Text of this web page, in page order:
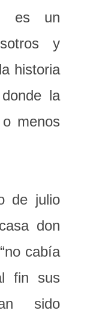
es un
y
historia
la
menos
de julio
don
cabía
fin sus
sido